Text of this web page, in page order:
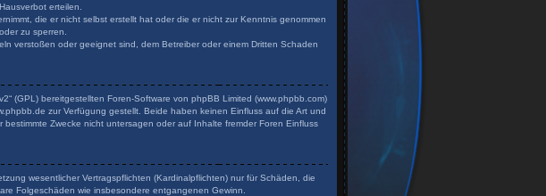
erteilen.
die er nicht selbst erstellt hat oder die er nicht zur Kenntnis genommen
zu sperren.
verstoßen oder geeignet sind, dem Betreiber oder einem Dritten Schaden
“ (GPL) bereitgestellten Foren-Software von phpBB Limited (www.phpbb.com)
zur Verfügung gestellt. Beide haben keinen Einfluss auf die Art und
Zwecke nicht untersagen oder auf Inhalte fremder Foren Einfluss
wesentlicher Vertragspflichten (Kardinalpflichten) nur für Schäden, die
Folgeschäden wie insbesondere entgangenen Gewinn.